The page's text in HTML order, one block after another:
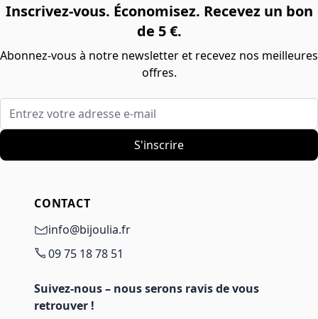
Inscrivez-vous. Économisez. Recevez un bon
de 5 €.
Abonnez-vous à notre newsletter et recevez nos meilleures
offres.
Entrez votre adresse e-mail
S'inscrire
CONTACT
info@bijoulia.fr
09 75 18 78 51
Suivez-nous – nous serons ravis de vous
retrouver !